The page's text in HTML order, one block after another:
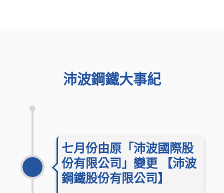
沛波鋼鐵大事紀
七月份由原「沛波國際股
份有限公司」變更 【沛波
鋼鐵股份有限公司】